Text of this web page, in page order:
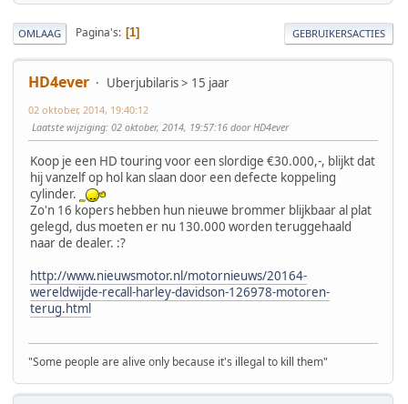
OMLAAG Pagina's 1 GEBRUIKERSACTIES
HD4ever Uberjubilaris > 15 jaar
02 oktober, 2014, 19:40:12
Laatste wijziging: 02 oktober, 2014, 19:57:16 door HD4ever
Koop je een HD touring voor een slordige €30.000,-, blijkt dat
hij vanzelf op hol kan slaan door een defecte koppeling
cylinder.
Zo'n 16 kopers hebben hun nieuwe brommer blijkbaar al plat
gelegd, dus moeten er nu 130.000 worden teruggehaald
naar de dealer. :?
http://www.nieuwsmotor.nl/motornieuws/20164-
wereldwijde-recall-harley-davidson-126978-motoren-
terug.html
"Some people are alive only because it's illegal to kill them"